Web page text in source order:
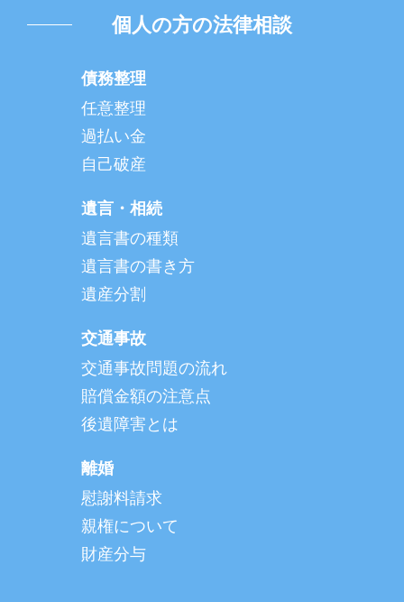
個人の方の法律相談
債務整理
任意整理
過払い金
自己破産
遺言・相続
遺言書の種類
遺言書の書き方
遺産分割
交通事故
交通事故問題の流れ
賠償金額の注意点
後遺障害とは
離婚
慰謝料請求
親権について
財産分与